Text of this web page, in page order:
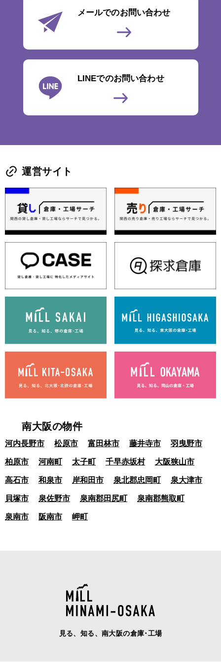
メールでのお問い合わせ
LINEでのお問い合わせ
運営サイト
南大阪の物件
河内長野市 松原市 富田林市 藤井寺市 羽曳野市
柏原市 河南町 太子町 千早赤坂村 大阪狭山市
高石市 和泉市 岸和田市 泉北郡忠岡町 泉大津市
貝塚市 泉佐野市 泉南郡田尻町 泉南郡熊取町
泉南市 阪南市 岬町
見る、知る、南大阪の倉庫･工場